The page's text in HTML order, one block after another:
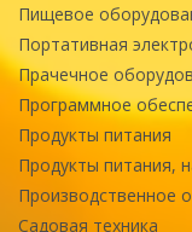
Пищевое
Портативная
Прачечное
Программное
Продукты питания
Продукты питания,
Производственное
Садовая техника